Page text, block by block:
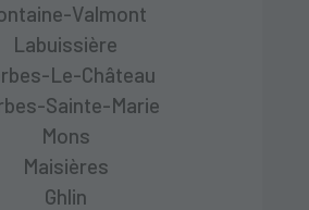
Valmont
Labuissière
Le-Château
Sainte-Marie
Mons
Maisières
Ghlin